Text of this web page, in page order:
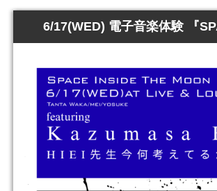
6/17(WED) 電子音楽体験 『